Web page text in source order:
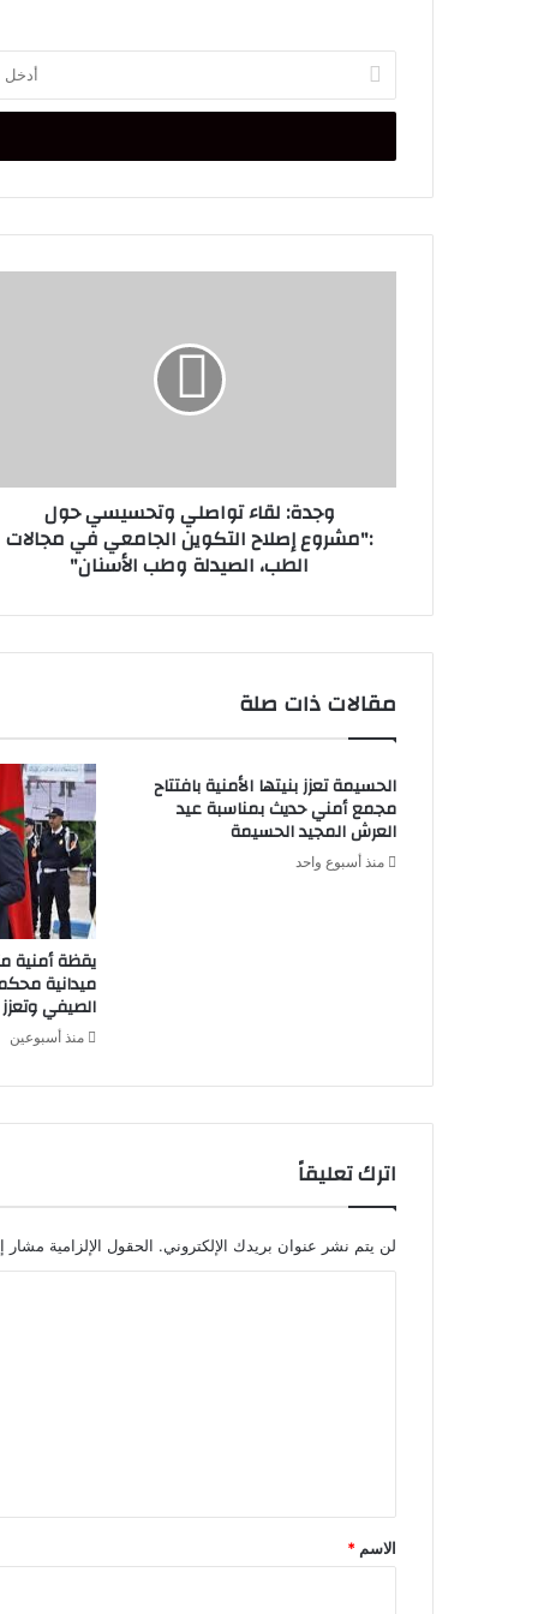
أدخل
بريدك
الإلكتروني
الجامعي
مجالات
وطب
وجدة: لقاء تواصلي وتحسيسي حول
:"مشروع إصلاح التكوين الجامعي في مجالات
الطب، الصيدلة وطب الأسنان"
مقالات ذات صلة
الحسيمة تعزز بنيتها الأمنية بافتتاح
مجمع أمني حديث بمناسبة عيد
العرش المجيد الحسيمة
منذ أسبوع واحد
يقظة أمنية
ميدانية
الصيفي
منذ أسبوعين
اترك تعليقاً
لن يتم نشر عنوان بريدك الإلكتروني. الحقول الإلزامية مشار
*
الاسم *